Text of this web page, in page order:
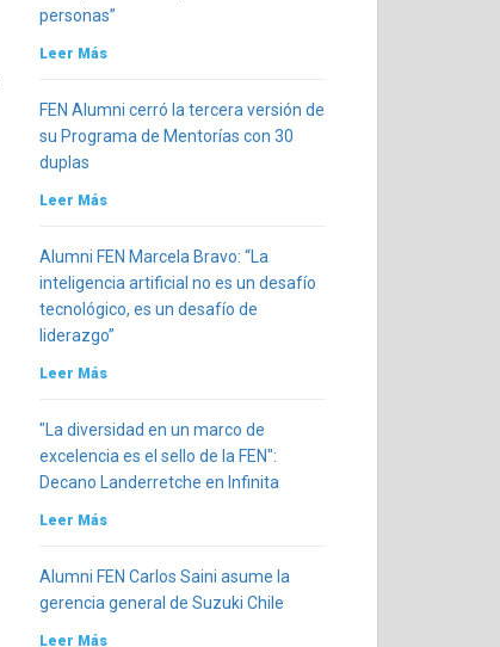
personas”
Leer Más
FEN Alumni cerró la tercera versión de
su Programa de Mentorías con 30
duplas
Leer Más
Alumni FEN Marcela Bravo: “La
inteligencia artificial no es un desafío
tecnológico, es un desafío de
liderazgo”
Leer Más
"La diversidad en un marco de
excelencia es el sello de la FEN":
Decano Landerretche en Infinita
Leer Más
Alumni FEN Carlos Saini asume la
gerencia general de Suzuki Chile
Leer Más